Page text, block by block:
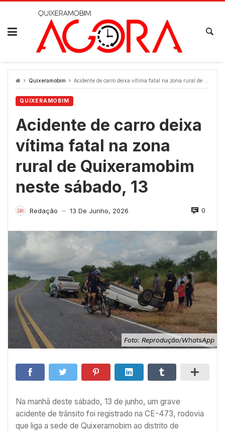
Skip
Quixeramobim Acidente de carro deixa vítima fatal na zona rural de Quixeramobim neste sábado, 13
QUIXERAMOBIM
Acidente de carro deixa
vítima fatal na zona
rural de Quixeramobim
neste sábado, 13
Redação — 13 De Junho, 2026 0
Foto: Reprodução/WhatsApp
Na manhã deste sábado, 13 de junho, um grave
acidente de trânsito foi registrado na CE-473, rodovia
que liga a sede de Quixeramobim ao distrito de